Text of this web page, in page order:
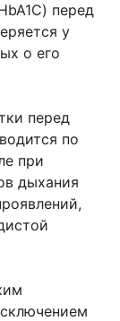
перед
у
о его
перед
по
при
дыхания